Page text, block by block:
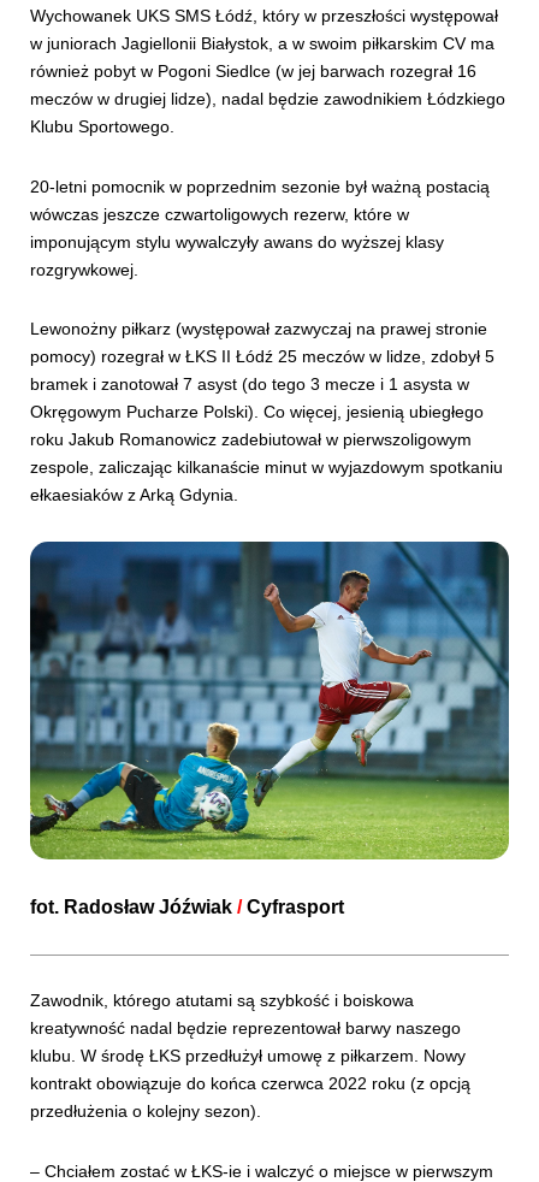
Wychowanek UKS SMS Łódź, który w przeszłości występował
w juniorach Jagiellonii Białystok, a w swoim piłkarskim CV ma
również pobyt w Pogoni Siedlce (w jej barwach rozegrał 16
meczów w drugiej lidze), nadal będzie zawodnikiem Łódzkiego
Klubu Sportowego.
20-letni pomocnik w poprzednim sezonie był ważną postacią
wówczas jeszcze czwartoligowych rezerw, które w
imponującym stylu wywalczyły awans do wyższej klasy
rozgrywkowej.
Lewonożny piłkarz (występował zazwyczaj na prawej stronie
pomocy) rozegrał w ŁKS II Łódź 25 meczów w lidze, zdobył 5
bramek i zanotował 7 asyst (do tego 3 mecze i 1 asysta w
Okręgowym Pucharze Polski). Co więcej, jesienią ubiegłego
roku Jakub Romanowicz zadebiutował w pierwszoligowym
zespole, zaliczając kilkanaście minut w wyjazdowym spotkaniu
ełkaesiaków z Arką Gdynia.
fot. Radosław Jóźwiak /Cyfrasport
Zawodnik, którego atutami są szybkość i boiskowa
kreatywność nadal będzie reprezentował barwy naszego
klubu. W środę ŁKS przedłużył umowę z piłkarzem. Nowy
kontrakt obowiązuje do końca czerwca 2022 roku (z opcją
przedłużenia o kolejny sezon).
– Chciałem zostać w ŁKS-ie i walczyć o miejsce w pierwszym